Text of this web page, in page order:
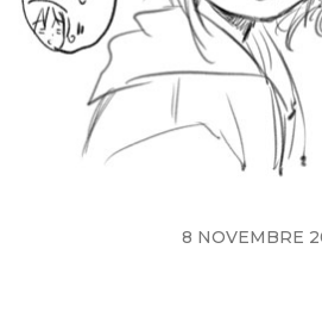
8 NOVEMBRE